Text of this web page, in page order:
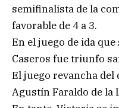
semifinalista de la
favorable de 4 a 3.
En el juego de ida
Caseros fue triunfo
El juego revancha del
Agustín Faraldo de la